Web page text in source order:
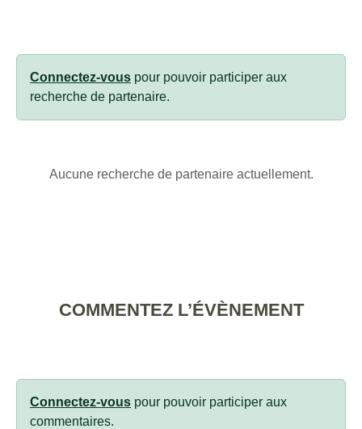
Connectez-vous pour pouvoir participer aux
recherche de partenaire.
Aucune recherche de partenaire actuellement.
COMMENTEZ L’ÉVÈNEMENT
Connectez-vous pour pouvoir participer aux
commentaires.